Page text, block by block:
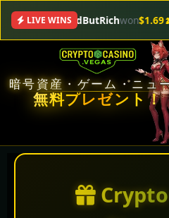
LIVE WINS
BoredButRichwon$1.69🍌🎰
暗号資産・ゲーム・ニュ
無料プレゼント！